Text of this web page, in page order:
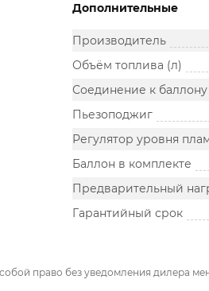
Дополнительные
Производитель
Объём топлива (л)
Соединение к баллону
Пьезоподжиг
Регулятор уровня
Баллон в комплекте
Предварительный
Гарантийный срок
право без уведомления дилера